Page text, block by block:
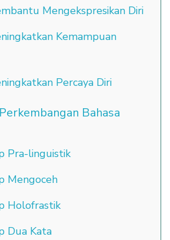
Mengekspresikan Diri
Kemampuan
Percaya Diri
Bahasa
Pra-linguistik
Mengoceh
Holofrastik
Dua Kata